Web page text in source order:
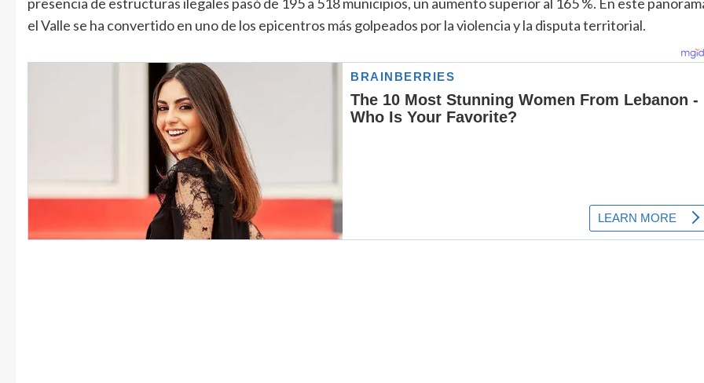
el Valle se ha convertido en uno de los epicentros más golpeados por la violencia y la disputa territorial.